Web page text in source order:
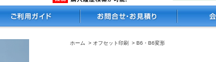
ホーム > オフセット印刷 > B6・B6変形